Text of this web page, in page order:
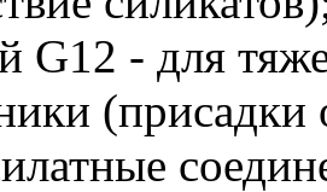
G12 - для